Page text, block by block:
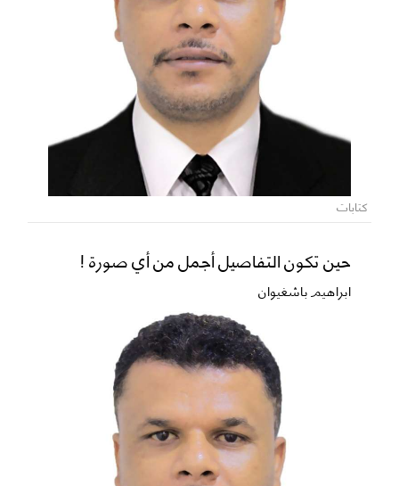
كتابات
حين تكون التفاصيل أجمل من أي صورة !
ابراهيم باشغيوان